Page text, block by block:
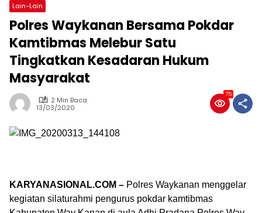
Lain-Lain
Polres Waykanan Bersama Pokdar
Kamtibmas Melebur Satu
Tingkatkan Kesadaran Hukum
Masyarakat
2 Min Baca
13/03/2020
75
KARYANASIONAL.COM – Polres Waykanan menggelar
kegiatan silaturahmi pengurus pokdar kamtibmas